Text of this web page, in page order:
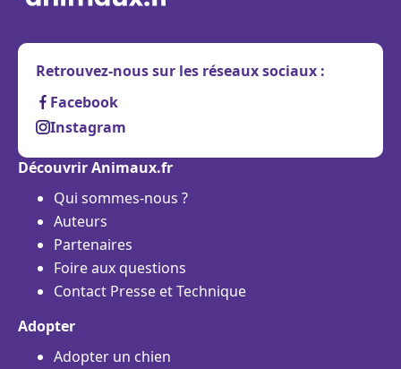
Retrouvez-nous sur les réseaux sociaux :
Facebook
Instagram
Découvrir Animaux.fr
Qui sommes-nous ?
Auteurs
Partenaires
Foire aux questions
Contact Presse et Technique
Adopter
Adopter un chien